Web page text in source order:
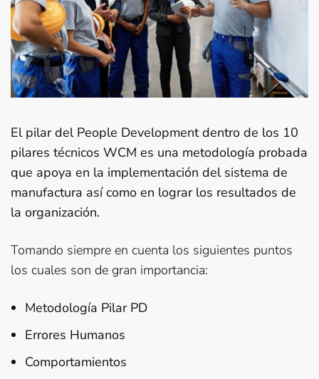
El pilar del People Development dentro de los 10
pilares técnicos WCM es una metodología probada
que apoya en la implementación del sistema de
manufactura así como en lograr los resultados de
la organización.
Tomando siempre en cuenta los siguientes puntos
los cuales son de gran importancia:
Metodología Pilar PD
Errores Humanos
Comportamientos